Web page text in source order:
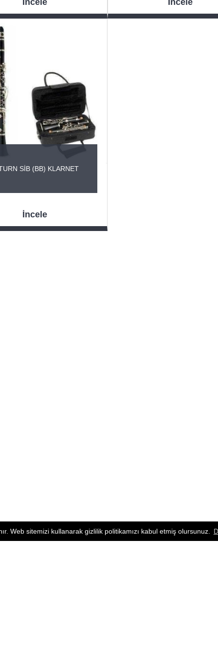
Web sitemizi kullanarak gizlilik politikamızı kabul etmiş olursunuz.
İncele İncele
SİB (BB) KLARNET
İncele